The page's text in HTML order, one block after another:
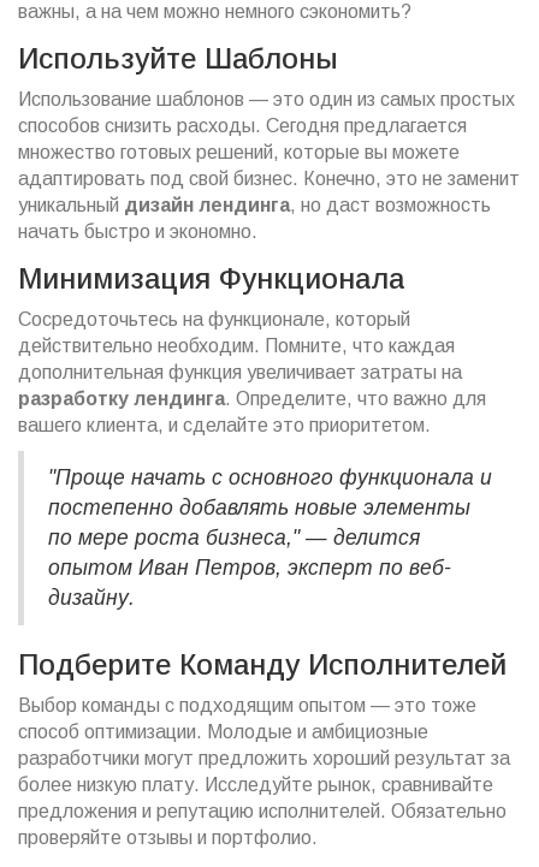
важны, а на чем можно немного сэкономить?
Используйте Шаблоны
Использование шаблонов — это один из самых простых
способов снизить расходы. Сегодня предлагается
множество готовых решений, которые вы можете
адаптировать под свой бизнес. Конечно, это не заменит
уникальный дизайн лендинга, но даст возможность
начать быстро и экономно.
Минимизация Функционала
Сосредоточьтесь на функционале, который
действительно необходим. Помните, что каждая
дополнительная функция увеличивает затраты на
разработку лендинга. Определите, что важно для
вашего клиента, и сделайте это приоритетом.
"Проще начать с основного функционала и
постепенно добавлять новые элементы
по мере роста бизнеса," — делится
опытом Иван Петров, эксперт по веб-
дизайну.
Подберите Команду Исполнителей
Выбор команды с подходящим опытом — это тоже
способ оптимизации. Молодые и амбициозные
разработчики могут предложить хороший результат за
более низкую плату. Исследуйте рынок, сравнивайте
предложения и репутацию исполнителей. Обязательно
проверяйте отзывы и портфолио.